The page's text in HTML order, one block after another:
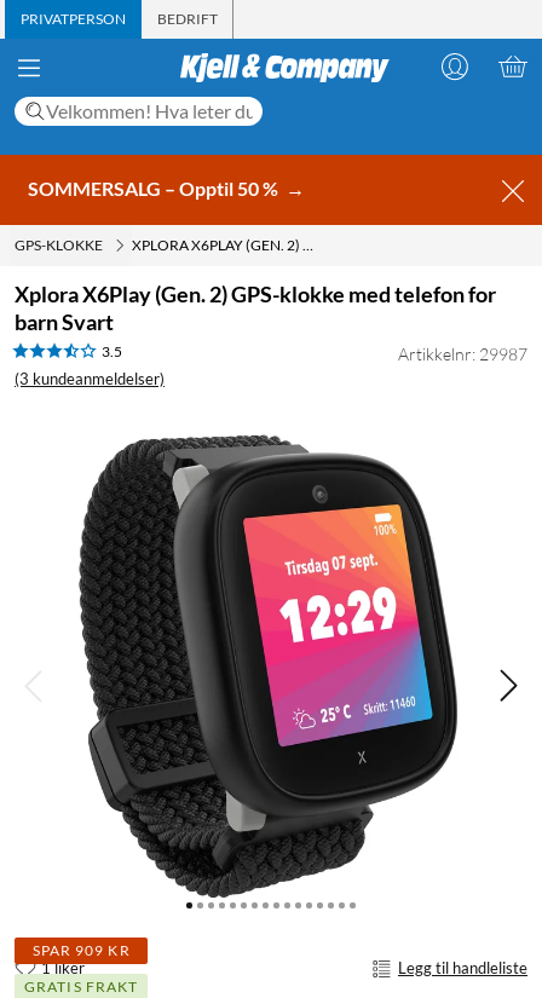
PRIVATPERSON BEDRIFT
SOMMERSALG – Opptil 50 % →
GPS-KLOKKE XPLORA X6PLAY (GEN. 2) GPS-KLOKKE MED TELEFON FOR BARN SVART
Xplora X6Play (Gen. 2) GPS-klokke med telefon for
barn Svart
3.5
(3 kundeanmeldelser)
Artikkelnr: 29987
SPAR 909 KR
GRATIS FRAKT
1 liker Legg til handleliste